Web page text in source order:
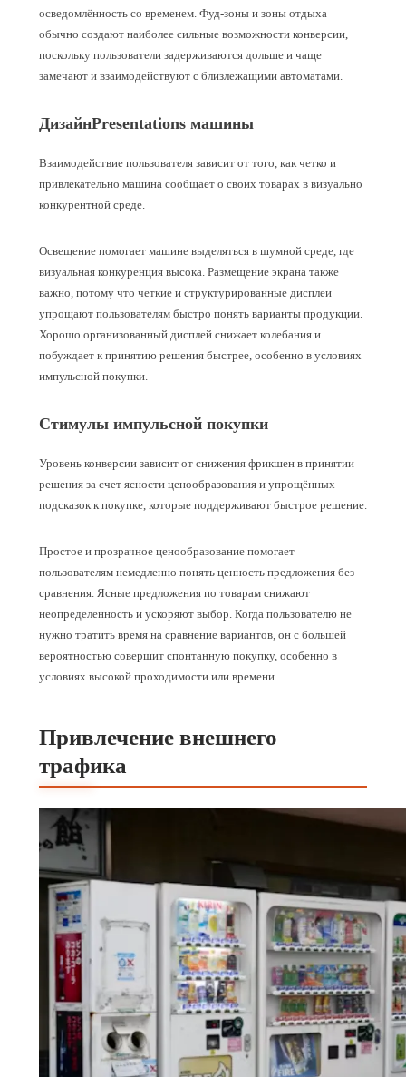
осведомлённость со временем. Фуд‑зоны и зоны отдыха
обычно создают наиболее сильные возможности конверсии,
поскольку пользователи задерживаются дольше и чаще
замечают и взаимодействуют с близлежащими автоматами.
ДизайнPresentations машины
Взаимодействие пользователя зависит от того, как четко и
привлекательно машина сообщает о своих товарах в визуально
конкурентной среде.
Освещение помогает машине выделяться в шумной среде, где
визуальная конкуренция высока. Размещение экрана также
важно, потому что четкие и структурированные дисплеи
упрощают пользователям быстро понять варианты продукции.
Хорошо организованный дисплей снижает колебания и
побуждает к принятию решения быстрее, особенно в условиях
импульсной покупки.
Стимулы импульсной покупки
Уровень конверсии зависит от снижения фрикшен в принятии
решения за счет ясности ценообразования и упрощённых
подсказок к покупке, которые поддерживают быстрое решение.
Простое и прозрачное ценообразование помогает
пользователям немедленно понять ценность предложения без
сравнения. Ясные предложения по товарам снижают
неопределенность и ускоряют выбор. Когда пользователю не
нужно тратить время на сравнение вариантов, он с большей
вероятностью совершит спонтанную покупку, особенно в
условиях высокой проходимости или времени.
Привлечение внешнего
трафика